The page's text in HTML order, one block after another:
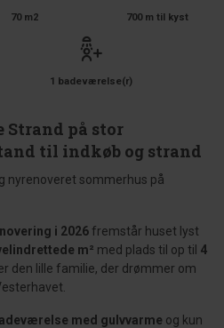
70 m2 700 m til kyst
1 badeværelse(r)
Strand på stor
til indkøb og strand
nyrenoveret sommerhus på
i 2026 fremstår huset lyst
m² med plads til op til 4
den lille familie, der drømmer om
med gulvvarme og kun